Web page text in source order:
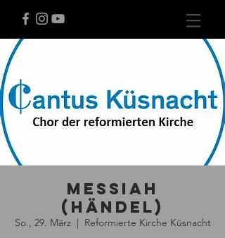
Messiah
(Händel)
So., 29. März
  |
Reformierte Kirche Küsnacht